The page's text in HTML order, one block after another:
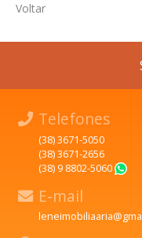
Voltar
Telefones
(38) 3671-5050
(38) 3671-2656
(38) 9 8802-5060
E-mail